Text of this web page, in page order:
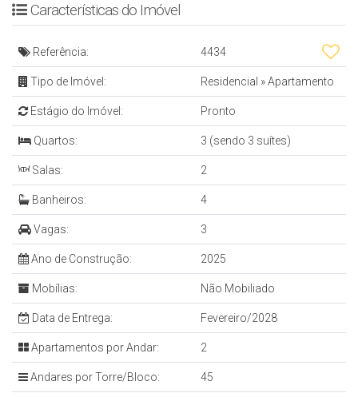
Características do Imóvel
Referência: 4434
Tipo de Imóvel: Residencial »Apartamento
Estágio do Imóvel: Pronto
Quartos: 3 (sendo 3 suítes)
Salas: 2
Banheiros: 4
Vagas: 3
Ano de Construção: 2025
Mobílias: Não Mobiliado
Data de Entrega: Fevereiro/2028
Apartamentos por Andar: 2
Andares por Torre/Bloco: 45